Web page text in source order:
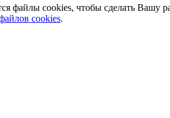
файлы cookies, чтобы сделать Вашу
cookies.